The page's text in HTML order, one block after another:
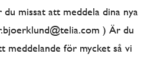
missat att meddela dina nya
) Är du
meddelande för mycket så vi